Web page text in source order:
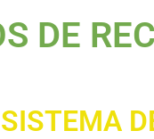
DE
SISTEMA